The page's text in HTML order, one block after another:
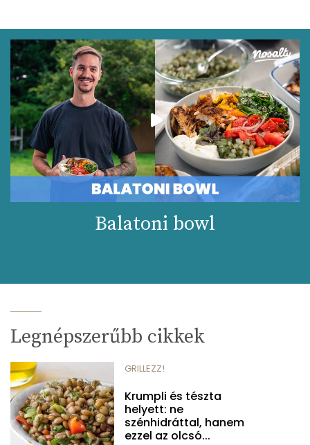
Balatoni bowl
Legnépszerűbb cikkek
GRILLEZZ!
Krumpli és tészta
helyett: ne
szénhidráttal, hanem
ezzel az olcsó...